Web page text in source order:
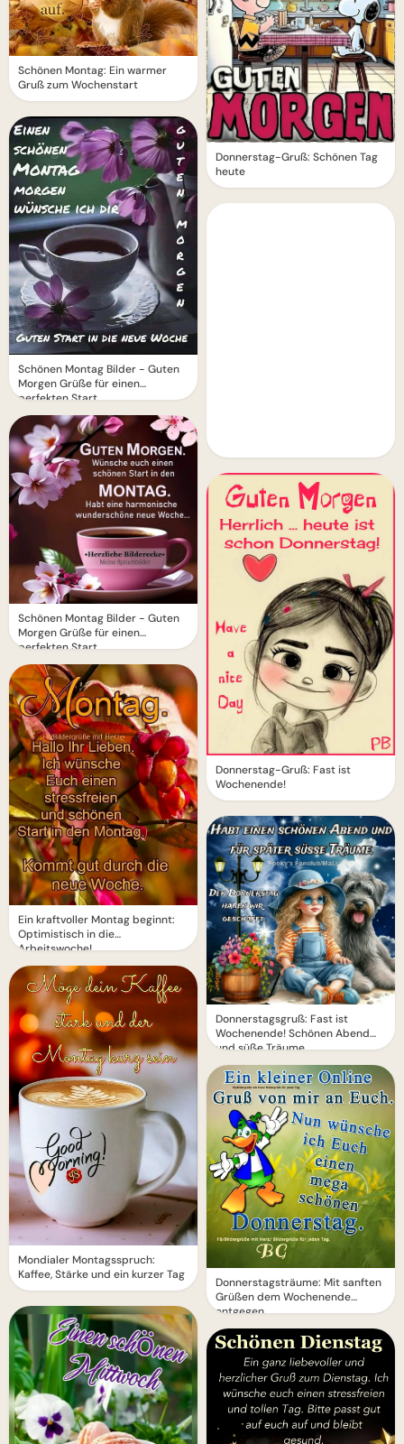
Schönen Montag: Ein warmer
Gruß zum Wochenstart
Schönen Montag Bilder - Guten
Morgen Grüße für einen
perfekten Start
Schönen Montag Bilder - Guten
Morgen Grüße für einen
perfekten Start
Ein kraftvoller Montag beginnt:
Optimistisch in die
Arbeitswoche!
Mondialer Montagsspruch:
Kaffee, Stärke und ein kurzer Tag
Donnerstag-Gruß: Schönen Tag
heute
Donnerstag-Gruß: Fast ist
Wochenende!
Donnerstagsgruß: Fast ist
Wochenende! Schönen Abend
und süße Träume
Donnerstagsträume: Mit sanften
Grüßen dem Wochenende
entgegen